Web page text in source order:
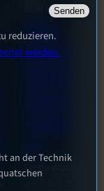
Bilal El Kasmi
Das
Erste
Letzte Woche
reduzieren.
werden.
an der Technik